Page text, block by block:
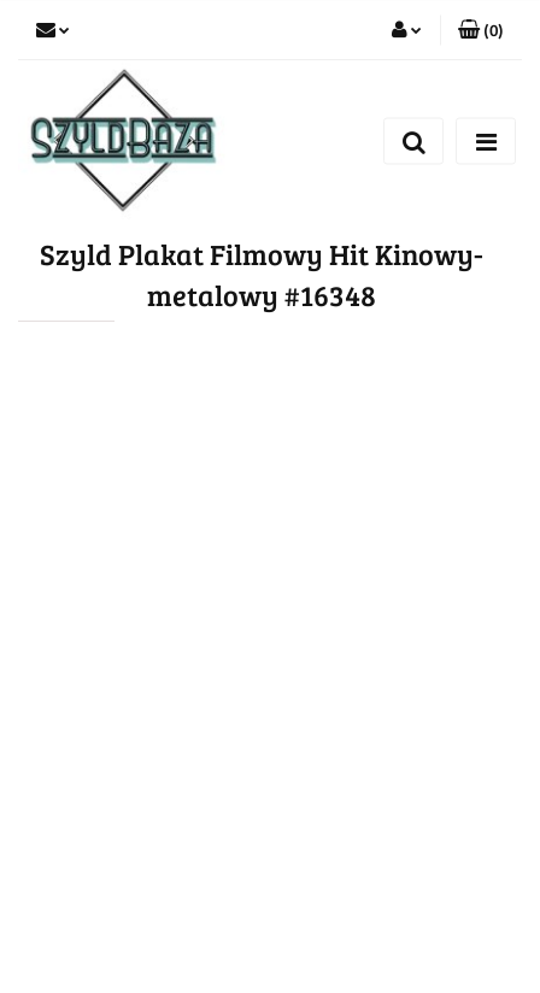
Zarejestruj się
(0)
Szyld Plakat Filmowy Hit Kinowy-
metalowy #16348